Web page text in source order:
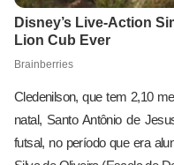
Cledenilson, que tem 2,10
natal, Santo Antônio de
futsal, no período que era